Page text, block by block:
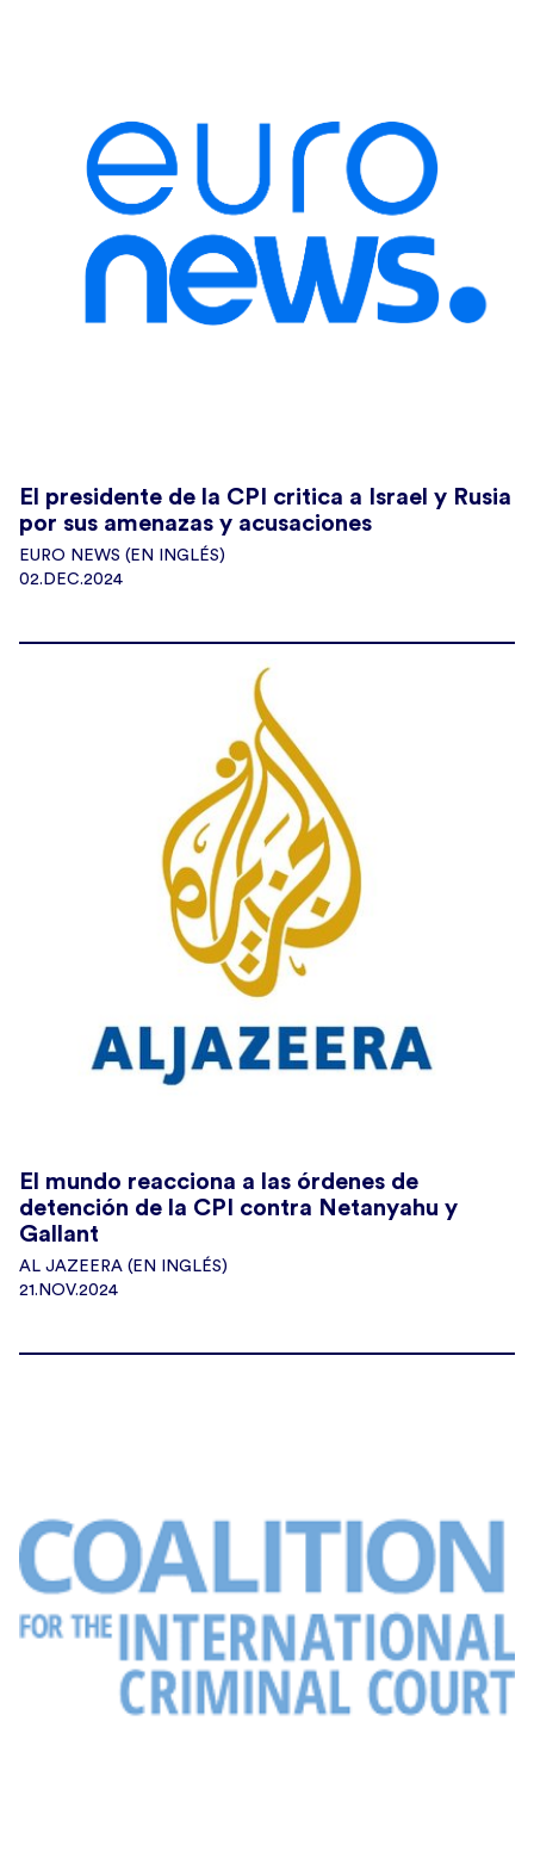
El presidente de la CPI critica a Israel y Rusia
por sus amenazas y acusaciones
EURO NEWS (EN INGLÉS)
02.DEC.2024
El mundo reacciona a las órdenes de
detención de la CPI contra Netanyahu y
Gallant
AL JAZEERA (EN INGLÉS)
21.NOV.2024